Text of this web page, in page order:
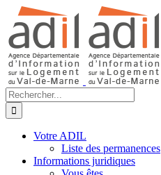
Passer
au
contenu
Rechercher:
Votre ADIL
Liste des permanences
Informations juridiques